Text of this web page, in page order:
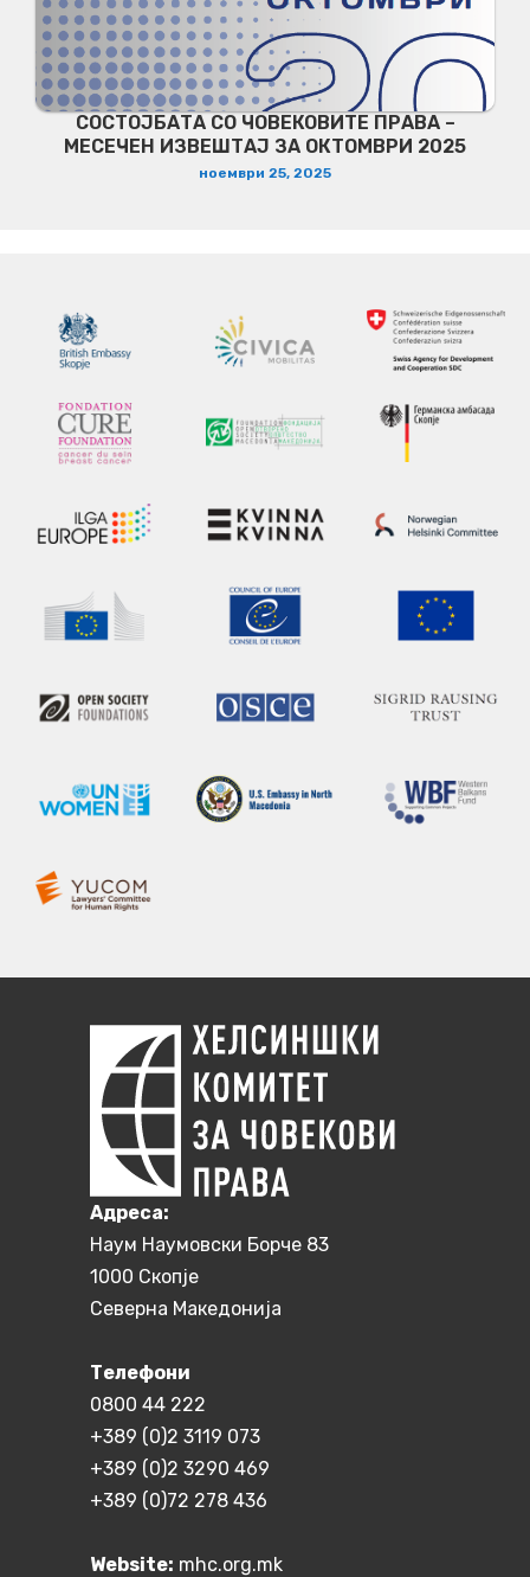
СОСТОЈБАТА СО ЧОВЕКОВИТЕ ПРАВА –
МЕСЕЧЕН ИЗВЕШТАЈ ЗА ОКТОМВРИ 2025
ноември 25, 2025
Aдреса:
Наум Наумовски Борче 83
1000 Скопје
Северна Македонија
Телефони
0800 44 222
+389 (0)2 3119 073
+389 (0)2 3290 469
+389 (0)72 278 436
Website: mhc.org.mk